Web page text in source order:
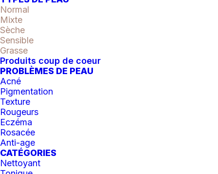
Normal
Mixte
Sèche
Sensible
Grasse
Produits coup de coeur
PROBLÈMES DE PEAU
Acné
Pigmentation
Texture
Rougeurs
Eczéma
Rosacée
Anti-age
CATÉGORIES
Nettoyant
35
35.00
quantité
de
iS
Clinical
:
LIPROTECT
SPF
35
AJOUTER AU PANIER
Catégories